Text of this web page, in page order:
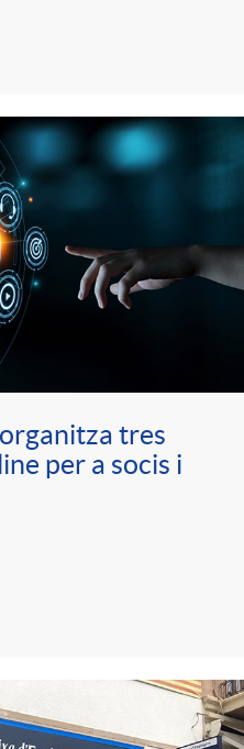
tres
per a socis i